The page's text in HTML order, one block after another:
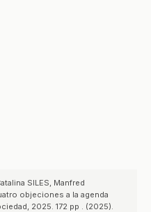
SILES, Manfred
objeciones a la agenda
2025. 172 pp . (2025).